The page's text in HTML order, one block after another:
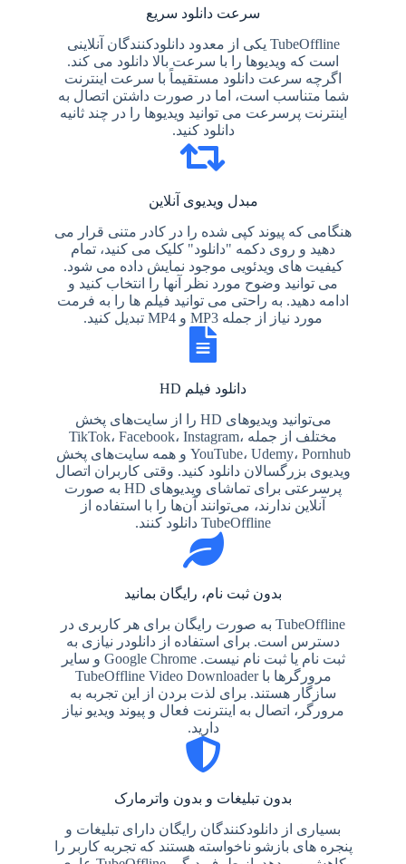
سرعت دانلود سریع
TubeOffline یکی از معدود دانلودکنندگان آنلاینی
است که ویدیوها را با سرعت بالا دانلود می کند.
اگرچه سرعت دانلود مستقیماً با سرعت اینترنت
شما متناسب است، اما در صورت داشتن اتصال به
اینترنت پرسرعت می توانید ویدیوها را در چند ثانیه
دانلود کنید.
مبدل ویدیوی آنلاین
هنگامی که پیوند کپی شده را در کادر متنی قرار می
دهید و روی دکمه "دانلود" کلیک می کنید، تمام
کیفیت های ویدئویی موجود نمایش داده می شود.
می توانید وضوح مورد نظر آنها را انتخاب کنید و
ادامه دهید. به راحتی می توانید فیلم ها را به فرمت
مورد نیاز از جمله MP3 و MP4 تبدیل کنید.
دانلود فیلم HD
می‌توانید ویدیوهای HD را از سایت‌های پخش
مختلف از جمله TikTok، Facebook، Instagram،
YouTube، Udemy، Pornhub و همه سایت‌های پخش
ویدیوی بزرگسالان دانلود کنید. وقتی کاربران اتصال
پرسرعتی برای تماشای ویدیوهای HD به صورت
آنلاین ندارند، می‌توانند آن‌ها را با استفاده از
TubeOffline دانلود کنند.
بدون ثبت نام، رایگان بمانید
TubeOffline به صورت رایگان برای هر کاربری در
دسترس است. برای استفاده از دانلودر نیازی به
ثبت نام یا ثبت نام نیست. Google Chrome و سایر
مرورگرها با TubeOffline Video Downloader
سازگار هستند. برای لذت بردن از این تجربه به
مرورگر، اتصال به اینترنت فعال و پیوند ویدیو نیاز
دارید.
بدون تبلیغات و بدون واترمارک
بسیاری از دانلودکنندگان رایگان دارای تبلیغات و
پنجره های بازشو ناخواسته هستند که تجربه کاربر را